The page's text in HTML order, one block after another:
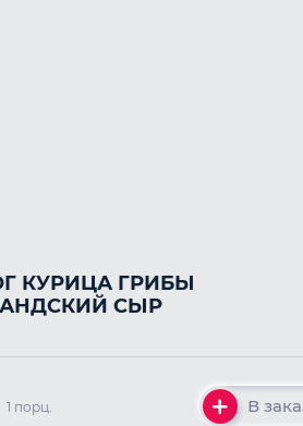
КУРИЦА ГРИБЫ
СЫР
1 порц. В